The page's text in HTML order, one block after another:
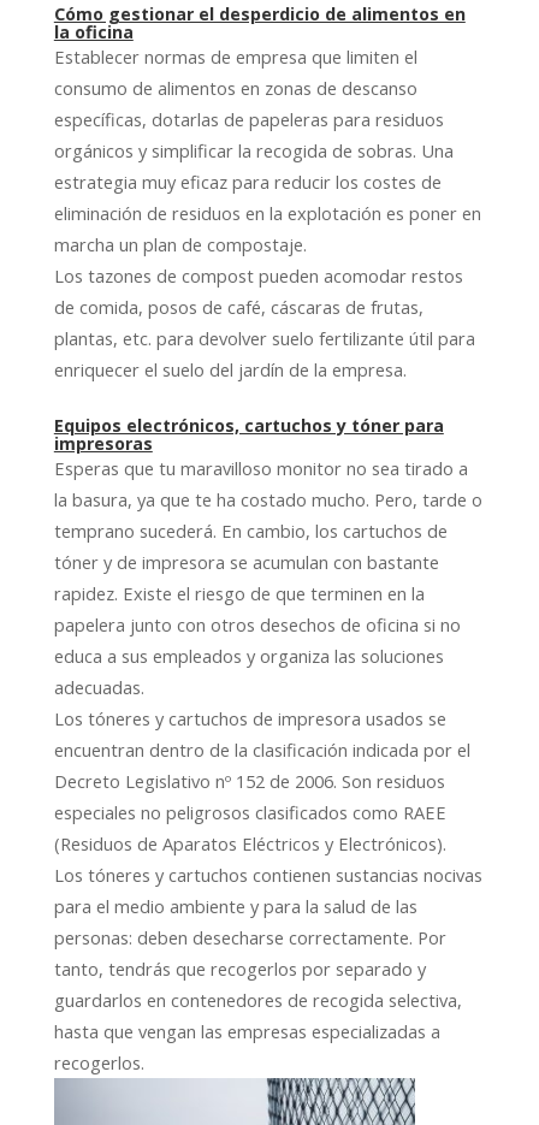
Cómo gestionar el desperdicio de alimentos en
la oficina
Establecer normas de empresa que limiten el
consumo de alimentos en zonas de descanso
específicas, dotarlas de papeleras para residuos
orgánicos y simplificar la recogida de sobras. Una
estrategia muy eficaz para reducir los costes de
eliminación de residuos en la explotación es poner en
marcha un plan de compostaje.
Los tazones de compost pueden acomodar restos
de comida, posos de café, cáscaras de frutas,
plantas, etc. para devolver suelo fertilizante útil para
enriquecer el suelo del jardín de la empresa.
Equipos electrónicos, cartuchos y tóner para
impresoras
Esperas que tu maravilloso monitor no sea tirado a
la basura, ya que te ha costado mucho. Pero, tarde o
temprano sucederá. En cambio, los cartuchos de
tóner y de impresora se acumulan con bastante
rapidez. Existe el riesgo de que terminen en la
papelera junto con otros desechos de oficina si no
educa a sus empleados y organiza las soluciones
adecuadas.
Los tóneres y cartuchos de impresora usados ​​se
encuentran dentro de la clasificación indicada por el
Decreto Legislativo nº 152 de 2006. Son residuos
especiales no peligrosos clasificados como RAEE
(Residuos de Aparatos Eléctricos y Electrónicos).
Los tóneres y cartuchos contienen sustancias nocivas
para el medio ambiente y para la salud de las
personas: deben desecharse correctamente. Por
tanto, tendrás que recogerlos por separado y
guardarlos en contenedores de recogida selectiva,
hasta que vengan las empresas especializadas a
recogerlos.